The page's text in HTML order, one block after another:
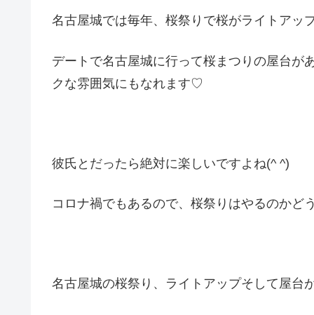
名古屋城では毎年、桜祭りで桜がライトアッ
デートで名古屋城に行って桜まつりの屋台が
クな雰囲気にもなれます♡
彼氏とだったら絶対に楽しいですよね(^ ^)
コロナ禍でもあるので、桜祭りはやるのかど
名古屋城の桜祭り、ライトアップそして屋台